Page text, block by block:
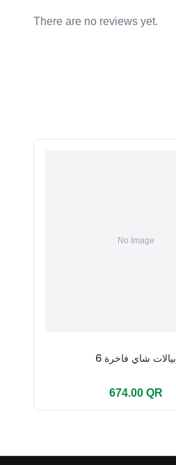
There are no reviews yet.
بيالات شاي فاخرة 6
674.00 QR